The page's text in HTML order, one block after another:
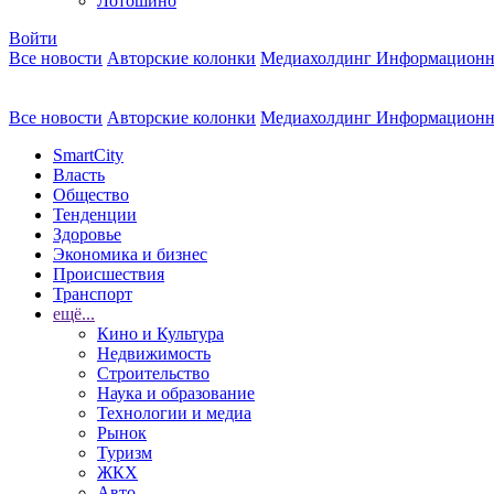
Войти
Все новости Авторские колонки Медиахолдинг
Все новости Авторские колонки Медиахолдинг
SmartCity
Власть
Общество
Тенденции
Здоровье
Экономика и бизнес
Происшествия
Транспорт
ещё...
Кино и Культура
Недвижимость
Строительство
Наука и образование
Технологии и медиа
Рынок
Туризм
ЖКХ